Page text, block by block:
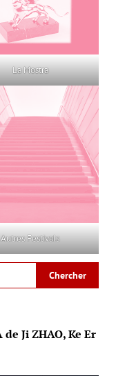
La Mostra
Autres Festivals
de Ji ZHAO, Ke Er